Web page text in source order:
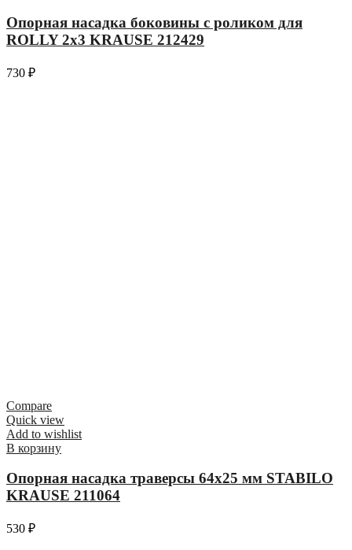
Опорная насадка боковины с роликом для
ROLLY 2х3 KRAUSE 212429
730 ₽
Compare
Quick view
Add to wishlist
В корзину
Опорная насадка траверсы 64х25 мм STABILO
KRAUSE 211064
530 ₽